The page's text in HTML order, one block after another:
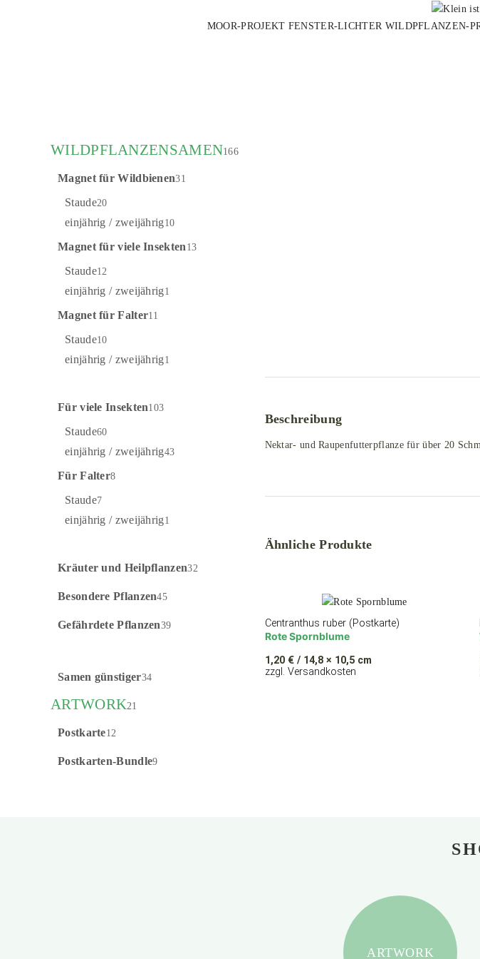
MOOR-PROJEKT FENSTER-LICHTER WILDPFLANZEN-
Beschreibung
Nektar- und Raupenfutterpflanze für über 20
Ähnliche Produkte
Centranthus ruber (Postkarte)
Rote Spornblume
1,20 €/ 14,8 × 10,5 cm
zzgl. Versandkosten
WILDPFLANZENSAMEN166
Magnet für Wildbienen31
Staude20
einjährig / zweijährig10
Magnet für viele Insekten 13
Staude12
einjährig / zweijährig1
Magnet für Falter11
Staude10
einjährig / zweijährig1
Für viele Insekten103
Staude60
einjährig / zweijährig43
Für Falter8
Staude7
einjährig / zweijährig1
Kräuter und Heilpflanzen32
Besondere Pflanzen45
Gefährdete Pflanzen39
Samen günstiger34
ARTWORK21
Postkarte12
Postkarten-Bundle9
ARTWORK